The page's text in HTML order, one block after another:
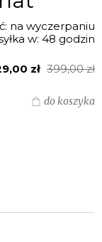
na wyczerpaniu
w: 48 godzin
zł 399,00 zł
do koszyka